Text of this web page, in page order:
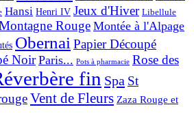
Hansi Henri IV Jeux d'Hiver Libellule
RougeMontée à l'Alpage
ObernaiPapier Découpé
Noir Paris... Pots à pharmacie Rose des
fin Spa St
Vent de Fleurs Zaza Rouge et